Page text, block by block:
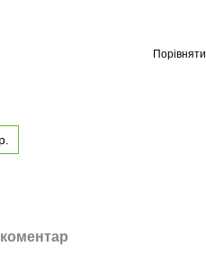
Порівняти